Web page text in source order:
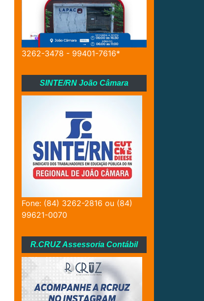
3262-3478 - 99401-7616*
SINTE/RN João Câmara
Fone: (84) 3262-2816 ou (84)
99621-0070
R.CRUZ Assessoria Contábil